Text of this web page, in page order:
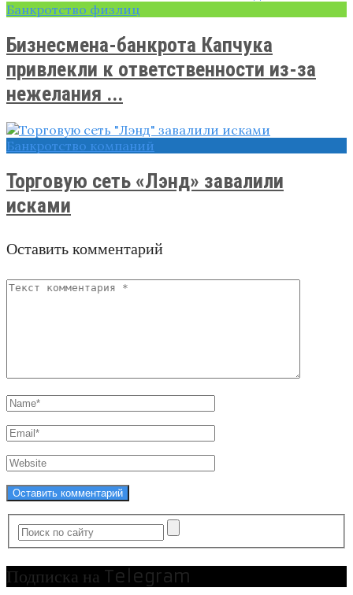
Банкротство физлиц
Бизнесмена-банкрота Капчука
привлекли к ответственности из-за
нежелания ...
Банкротство компаний
Торговую сеть «Лэнд» завалили
исками
Оставить комментарий
Подписка на Telegram